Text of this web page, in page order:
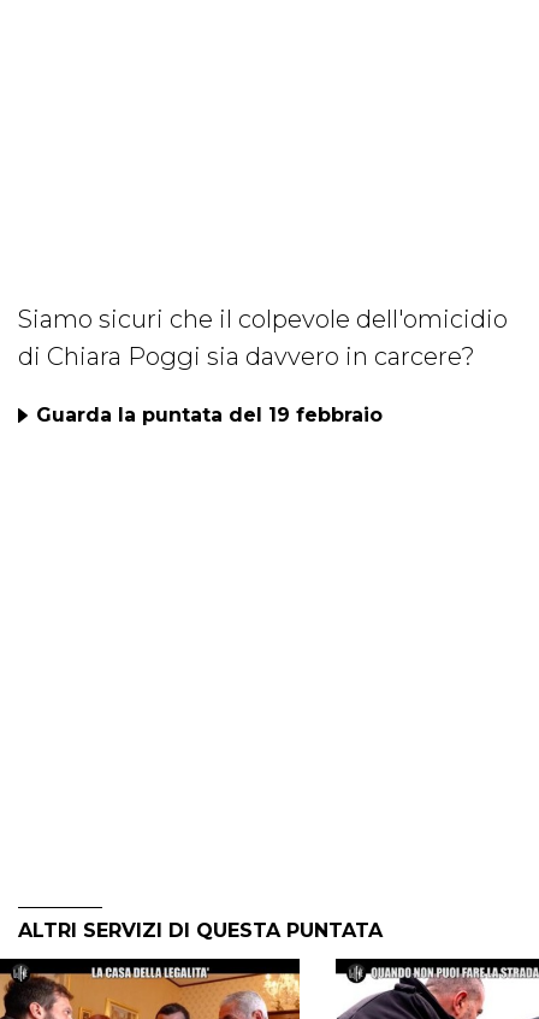
Siamo sicuri che il colpevole dell'omicidio
di Chiara Poggi sia davvero in carcere?
Guarda la puntata del 19 febbraio
ALTRI SERVIZI DI QUESTA PUNTATA